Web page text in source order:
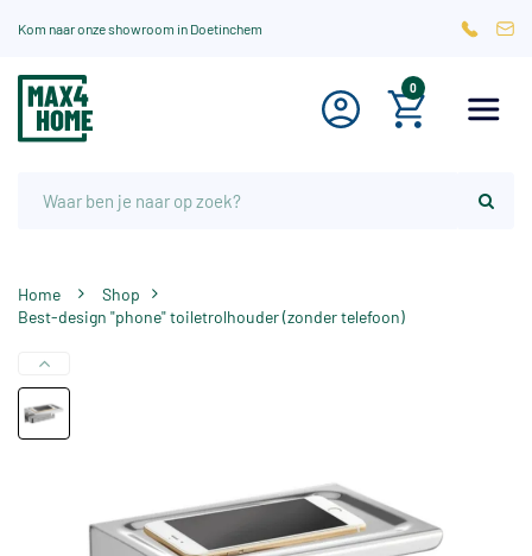
Kom naar onze showroom in Doetinchem
0
Home
Shop
Best-design "phone" toiletrolhouder (zonder telefoon)